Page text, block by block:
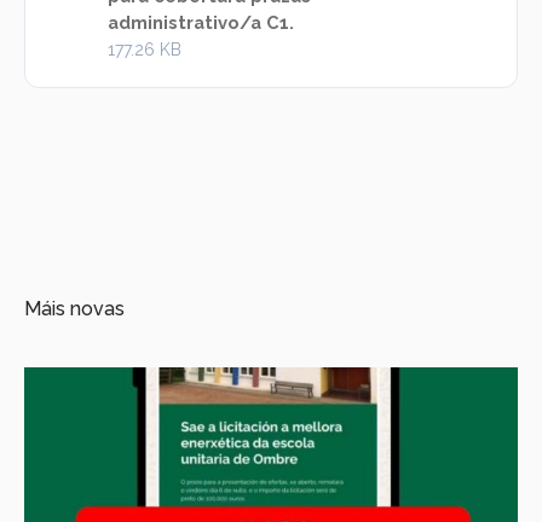
administrativo/a C1.
177.26 KB
Máis novas